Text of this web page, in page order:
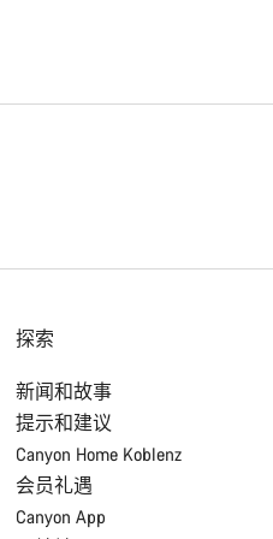
探索
新闻和故事
提示和建议
Canyon Home Koblenz
会员礼遇
Canyon App